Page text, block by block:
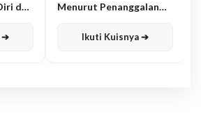
dan
➔
Menurut Penanggalan
Ikuti Kuisnya ➔